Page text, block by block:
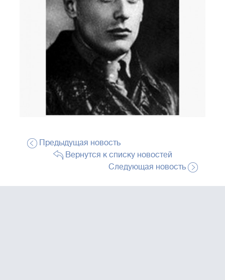
Предыдущая новость
Вернутся к списку новостей
Следующая новость